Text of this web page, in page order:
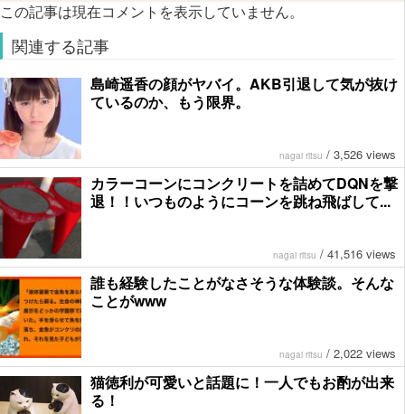
この記事は現在コメントを表示していません。
関連する記事
島崎遥香の顔がヤバイ。AKB引退して気が抜け
ているのか、もう限界。
nagai ritsu / 3,526 views
カラーコーンにコンクリートを詰めてDQNを撃
退！！いつものようにコーンを跳ね飛ばして...
nagai ritsu / 41,516 views
誰も経験したことがなさそうな体験談。そんな
ことがwww
nagai ritsu / 2,022 views
猫徳利が可愛いと話題に！一人でもお酌が出来
る！